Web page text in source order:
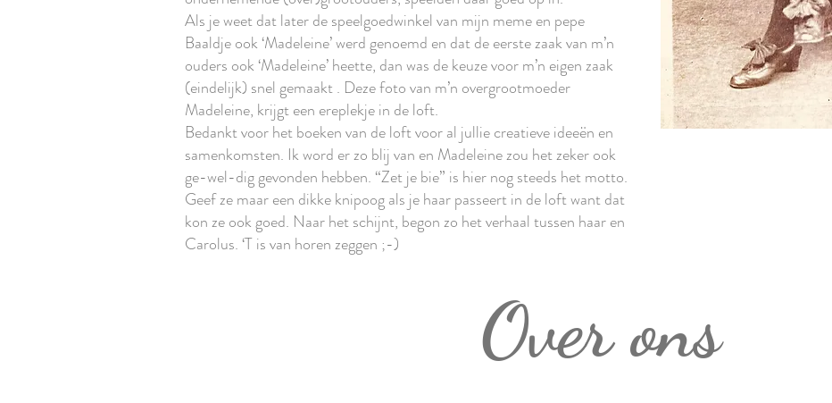
Als je weet dat later de speelgoedwinkel van mijn meme en pepe
Baaldje ook ‘Madeleine’ werd genoemd en dat de eerste zaak van m’n
ouders ook ‘Madeleine’ heette, dan was de keuze voor m’n eigen zaak
(eindelijk) snel gemaakt . Deze foto van m’n overgrootmoeder
Madeleine, krijgt een ereplekje in de loft.
Bedankt voor het boeken van de loft voor al jullie creatieve ideeën en
samenkomsten. Ik word er zo blij van en Madeleine zou het zeker ook
ge-wel-dig gevonden hebben. “Zet je bie” is hier nog steeds het motto.
Geef ze maar een dikke knipoog als je haar passeert in de loft want dat
kon ze ook goed. Naar het schijnt, begon zo het verhaal tussen haar en
Carolus. ‘T is van horen zeggen ;-)
Over ons